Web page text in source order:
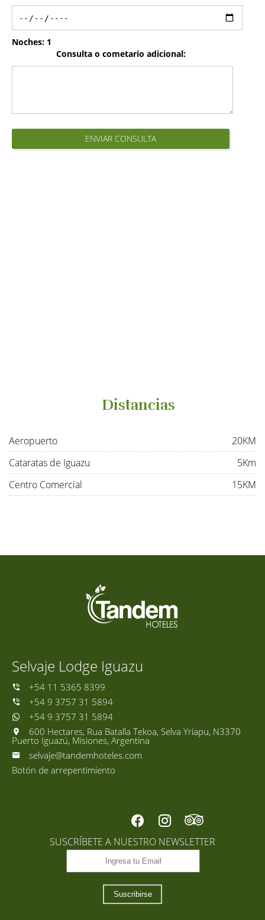
Noches: 1
Consulta o cometario adicional:
ENVIAR CONSULTA
Distancias
Aeropuerto
20KM
Cataratas de Iguazu
5Km
Centro Comercial
15KM
Selvaje Lodge Iguazu
+54 11 5365 8399
+54 9 3757 31 5894
+54 9 3757 31 5894
600 Hectares, Rua Batalla Tekoa, Selva Yriapu, N3370
Puerto Iguazú, Misiones, Argentina
selvaje@tandemhoteles.com
Botón de arrepentimiento
SUSCRÍBETE A NUESTRO NEWSLETTER
Suscribirse